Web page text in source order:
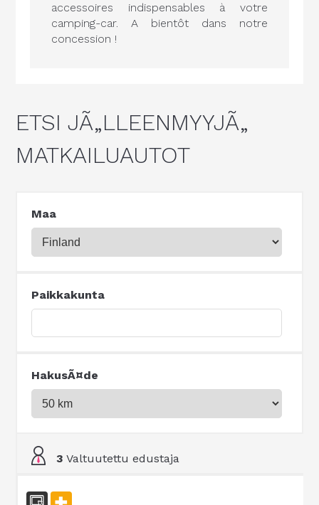
accessoires indispensables à votre
camping-car. A bientôt dans notre
concession !
ETSI JÃ„LLEENMYYJÃ„
MATKAILUAUTOT
Maa
Paikkakunta
HakusÃ¤de
3 Valtuutettu edustaja